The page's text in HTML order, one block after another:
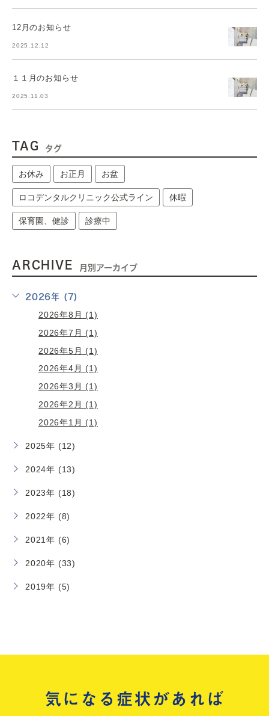
12月のお知らせ
2025.12.12
１１月のお知らせ
2025.11.03
TAG タグ
お休み お正月 お盆
ロコデンタルクリニック公式ライン 休暇
保育園、健診 診療中
ARCHIVE 月別アーカイブ
2026年 (7)
2026年8月 (1)
2026年7月 (1)
2026年5月 (1)
2026年4月 (1)
2026年3月 (1)
2026年2月 (1)
2026年1月 (1)
2025年 (12)
2024年 (13)
2023年 (18)
2022年 (8)
2021年 (6)
2020年 (33)
2019年 (5)
気になる症状があれば